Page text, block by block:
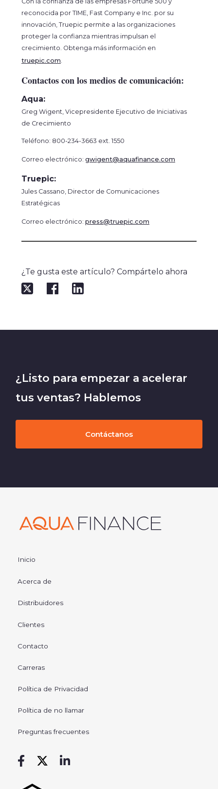
reconocida por TIME, Fast Company e Inc. por su
innovación, Truepic permite a las organizaciones
proteger la confianza mientras impulsan el
crecimiento. Obtenga más información en
truepic.com
Contactos con los medios de comunicación:
Aqua:
Greg Wigent, Vicepresidente Ejecutivo de Iniciativas
de Crecimiento
Teléfono: 800-234-3663 ext. 1550
Correo electrónico: gwigent@aquafinance.com
Truepic:
Jules Cassano, Director de Comunicaciones
Estratégicas
Correo electrónico: press@truepic.com
¿Te gusta este artículo? Compártelo ahora
¿Listo para empezar a acelerar
tus ventas? Hablemos
Contáctanos
Inicio
Acerca de
Distribuidores
Clientes
Contacto
Carreras
Política de Privacidad
Política de no llamar
Preguntas frecuentes